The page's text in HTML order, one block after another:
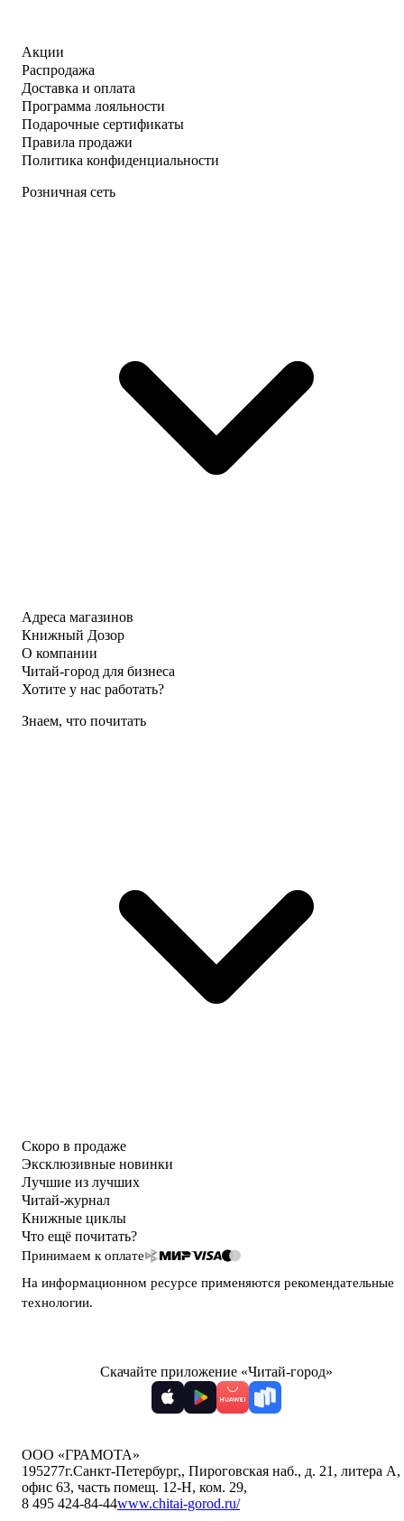
Акции
Распродажа
Доставка и оплата
Программа лояльности
Подарочные сертификаты
Правила продажи
Политика конфиденциальности
Розничная сеть
Адреса магазинов
Книжный Дозор
О компании
Читай-город для бизнеса
Хотите у нас работать?
Знаем, что почитать
Скоро в продаже
Эксклюзивные новинки
Лучшие из лучших
Читай-журнал
Книжные циклы
Что ещё почитать?
Принимаем к оплате
На информационном ресурсе применяются рекомендательные
технологии.
Скачайте приложение «Читай-город»
ООО «ГРАМОТА»
195277г.Санкт-Петербург,, Пироговская наб., д. 21, литера А,
офис 63, часть помещ. 12-Н, ком. 29,
8 495 424-84-44www.chitai-gorod.ru/